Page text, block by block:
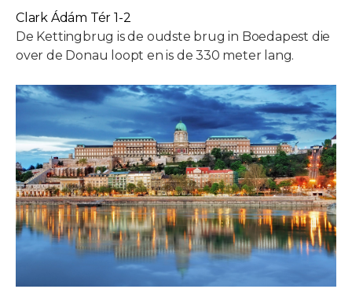
Clark Ádám Tér 1-2
De Kettingbrug is de oudste brug in Boedapest die
over de Donau loopt en is de 330 meter lang.